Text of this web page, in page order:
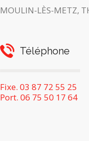
MOULIN-LÈS-METZ,
Téléphone
Fixe. 03 87 72 55 25
Port. 06 75 50 17 64